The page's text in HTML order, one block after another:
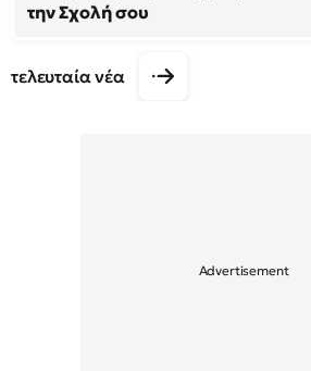
την Σχολή σου
τελευταία νέα